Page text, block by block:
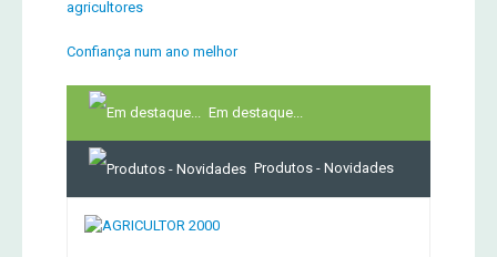
agricultores
Confiança num ano melhor
Em destaque...
Produtos - Novidades